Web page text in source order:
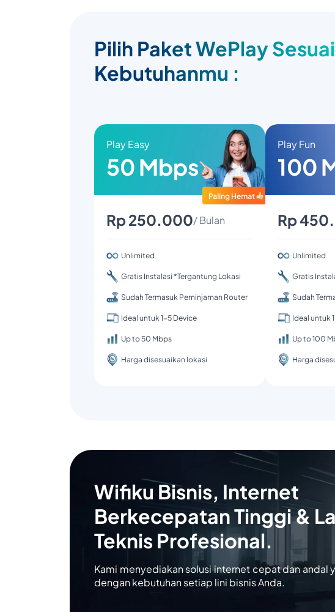
Pilih Paket WePlay Sesuai
Kebutuhanmu :
Play Easy
50 Mbps
Rp 250.000/ Bulan
Unlimited
Gratis Instalasi *Tergantung Lokasi
Sudah Termasuk Peminjaman Router
Ideal untuk 1-5 Device
Up to 50 Mbps
Harga disesuaikan lokasi
Play Fun
100
Rp
Unlimited
Gratis
Sudah
Ideal untuk
Up to 100
Harga
Wifiku Bisnis, Internet
Berkecepatan Tinggi &
Teknis Profesional.
Kami menyediakan solusi internet cepat dan andal
dengan kebutuhan setiap lini bisnis Anda.